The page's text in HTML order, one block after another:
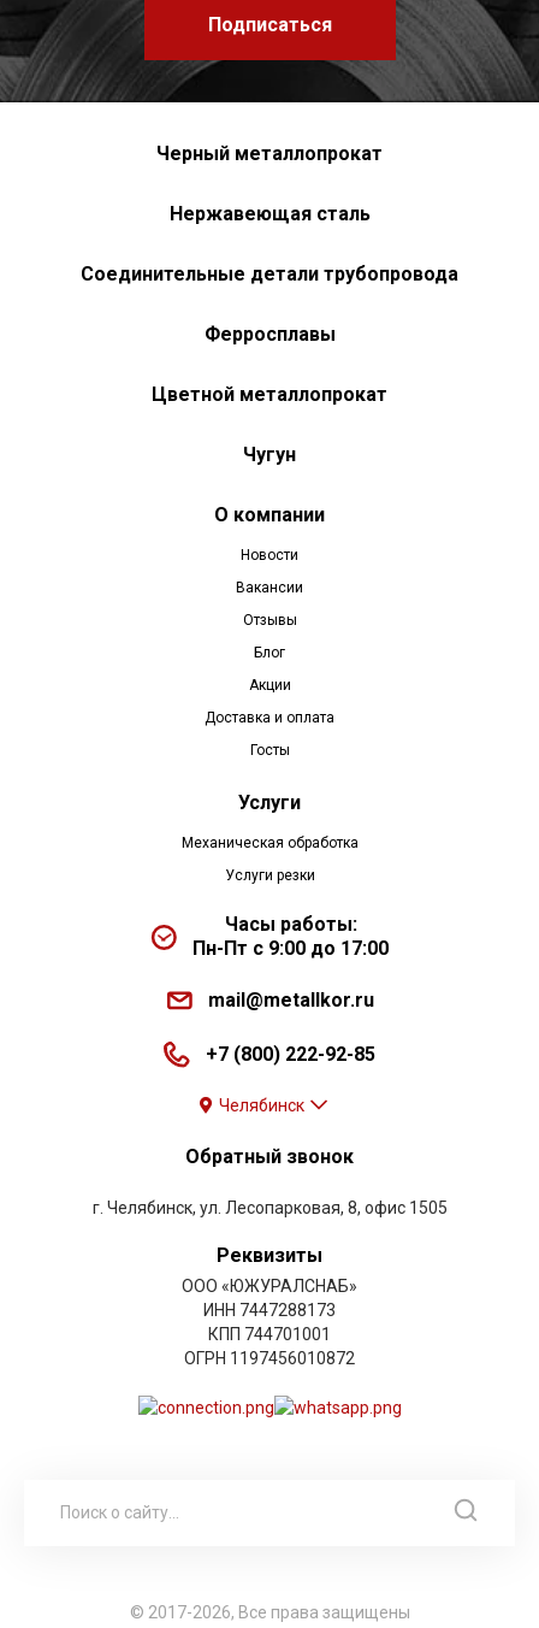
Подписаться
Черный металлопрокат
Нержавеющая сталь
Соединительные детали трубопровода
Ферросплавы
Цветной металлопрокат
Чугун
О компании
Новости
Вакансии
Отзывы
Блог
Акции
Доставка и оплата
Госты
Услуги
Механическая обработка
Услуги резки
Часы работы:
Пн-Пт с 9:00 до 17:00
mail@metallkor.ru
+7 (800) 222-92-85
Челябинск
Обратный звонок
г. Челябинск, ул. Лесопарковая, 8, офис 1505
Реквизиты
ООО «ЮЖУРАЛСНАБ»
ИНН 7447288173
КПП 744701001
ОГРН 1197456010872
© 2017-2026, Все права защищены